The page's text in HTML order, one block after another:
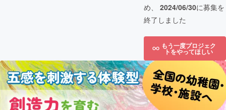
め、 2024/06/30に募集を
終了しました
もう一度プロジェク
トをやってほしい